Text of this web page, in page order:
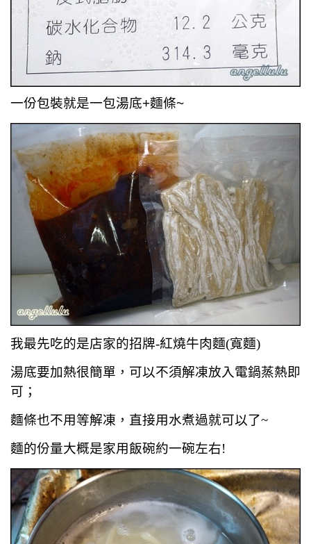
一份包裝就是一包湯底+麵條~
我最先吃的是店家的招牌-紅燒牛肉麵(寬麵)
湯底要加熱很簡單，可以不須解凍放入電鍋蒸熱即
可；
麵條也不用等解凍，直接用水煮過就可以了~
麵的份量大概是家用飯碗約一碗左右!